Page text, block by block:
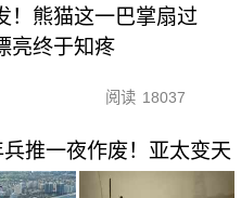
！熊猫这一巴掌扇过
亮终于知疼
阅读 18037
推一夜作废！亚太变天